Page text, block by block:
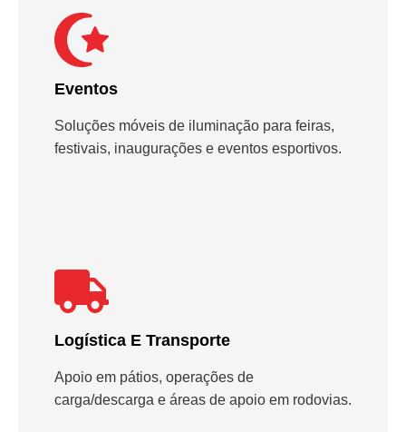
Eventos
Soluções móveis de iluminação para feiras,
festivais, inaugurações e eventos esportivos.
Logística E Transporte
Apoio em pátios, operações de
carga/descarga e áreas de apoio em rodovias.